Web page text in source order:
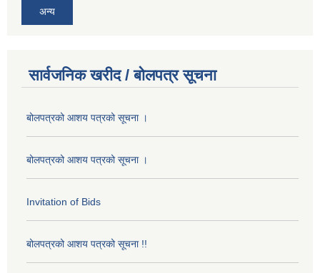
अन्य
सार्वजनिक खरीद / बोलपत्र सूचना
बोलपत्रको आशय पत्रको सूचना ।
बोलपत्रको आशय पत्रको सूचना ।
Invitation of Bids
बोलपत्रको आशय पत्रको सूचना !!